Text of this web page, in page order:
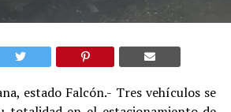
estado Falcón.- Tres vehículos se